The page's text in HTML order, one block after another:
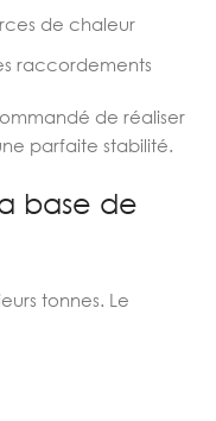
de chaleur
raccordements
de réaliser
parfaite stabilité.
base de
tonnes. Le